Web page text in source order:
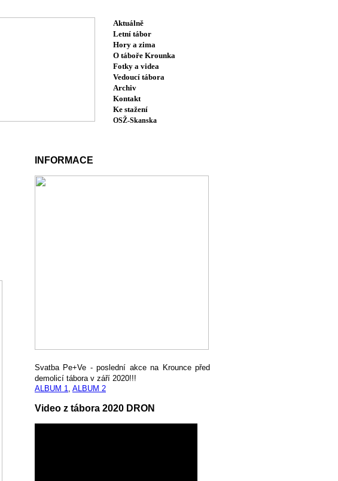
Aktuálně
Letní tábor
Hory a zima
O táboře Krounka
Fotky a videa
Vedoucí tábora
Archiv
Kontakt
Ke stažení
OSŽ-Skanska
INFORMACE
Svatba Pe+Ve - poslední akce na Krounce před
demolicí tábora v září 2020!!!
ALBUM 1, ALBUM 2
Video z tábora 2020 DRON